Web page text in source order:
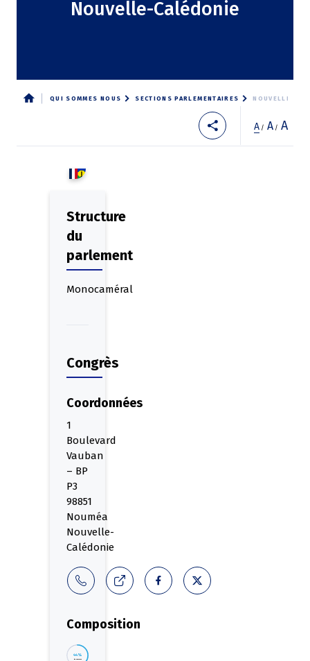
Nouvelle-Calédonie
d'Ariane
QUI SOMMES NOUS SECTIONS PARLEMENTAIRES NOUVELLE-
A / A / A
Structure
du
parlement
Monocaméral
Congrès
Coordonnées
1
Boulevard
Vauban
– BP
P3
98851
Nouméa
Nouvelle-
Calédonie
Composition
44%
de femmes